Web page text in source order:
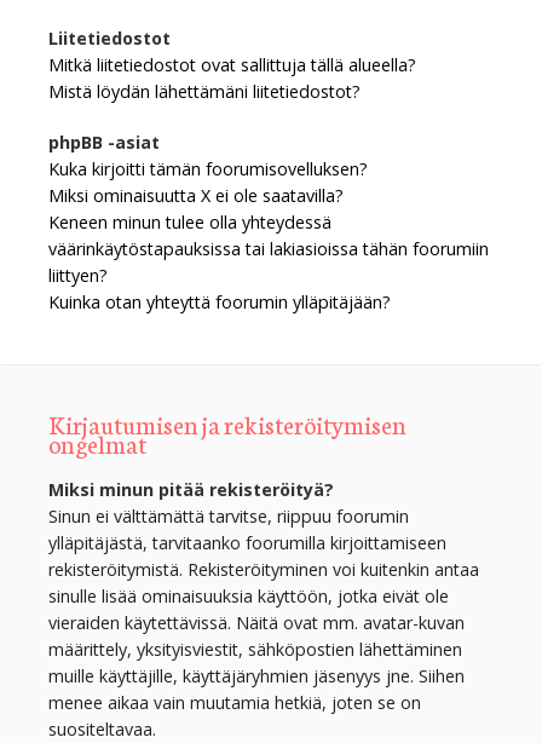
Liitetiedostot
Mitkä liitetiedostot ovat sallittuja tällä alueella?
Mistä löydän lähettämäni liitetiedostot?
phpBB -asiat
Kuka kirjoitti tämän foorumisovelluksen?
Miksi ominaisuutta X ei ole saatavilla?
Keneen minun tulee olla yhteydessä
väärinkäytöstapauksissa tai lakiasioissa tähän foorumiin
liittyen?
Kuinka otan yhteyttä foorumin ylläpitäjään?
Kirjautumisen ja rekisteröitymisen
ongelmat
Miksi minun pitää rekisteröityä?
Sinun ei välttämättä tarvitse, riippuu foorumin
ylläpitäjästä, tarvitaanko foorumilla kirjoittamiseen
rekisteröitymistä. Rekisteröityminen voi kuitenkin antaa
sinulle lisää ominaisuuksia käyttöön, jotka eivät ole
vieraiden käytettävissä. Näitä ovat mm. avatar-kuvan
määrittely, yksityisviestit, sähköpostien lähettäminen
muille käyttäjille, käyttäjäryhmien jäsenyys jne. Siihen
menee aikaa vain muutamia hetkiä, joten se on
suositeltavaa.